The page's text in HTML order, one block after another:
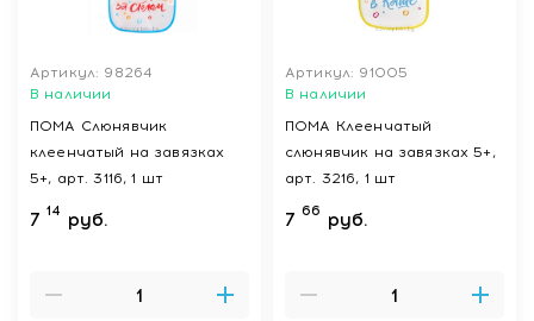
Артикул: 98264
В наличии
ПОМА Слюнявчик
клеенчатый на завязках
5+, арт. 3116, 1 шт
7 14 руб.
Артикул: 91005
В наличии
ПОМА Клеенчатый
слюнявчик на завязках 5+,
арт. 3216, 1 шт
7 66 руб.